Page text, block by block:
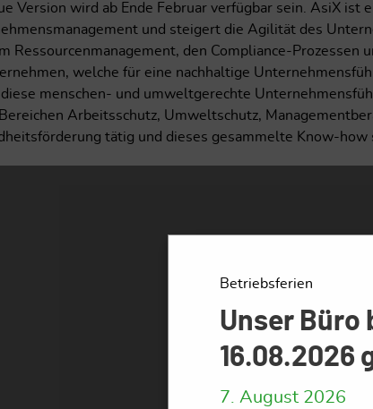
Version wird ab Ende Februar verfügbar sein. AsiX
und steigert die Agilität des
Ressourcenmanagement, den Compliance-Prozessen
welche für eine nachhaltige
menschen- und umweltgerechte
Arbeitsschutz, Umweltschutz,
tätig und dieses gesammelte Know-how
Betriebsferien
Unser Büro
16.08.2026
7. August 2026